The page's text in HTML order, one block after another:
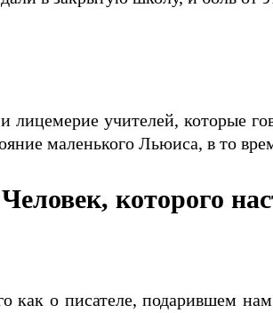
учителей, которые
маленького Льюиса, в то
Человек, которого
как о писателе, подарившем